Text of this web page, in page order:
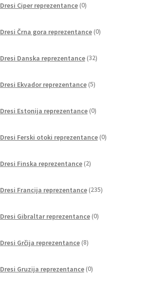
Dresi Ciper reprezentance 0izdelkov
Dresi Črna gora reprezentance 0izdelkov
Dresi Danska reprezentance 32izdelkov
Dresi Ekvador reprezentance 5izdelkov
Dresi Estonija reprezentance 0izdelkov
Dresi Ferski otoki reprezentance 0izdelkov
Dresi Finska reprezentance 2izdelka
Dresi Francija reprezentance 235izdelkov
Dresi Gibraltar reprezentance 0izdelkov
Dresi Grčija reprezentance 8izdelkov
Dresi Gruzija reprezentance 0izdelkov